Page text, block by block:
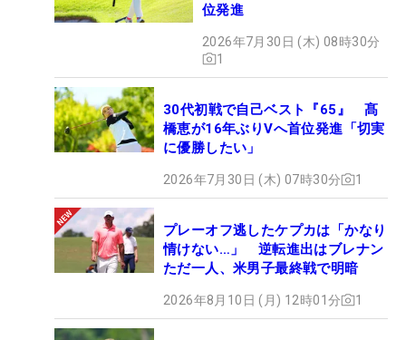
位発進
2026年7月30日 (木) 08時30分
1
30代初戦で自己ベスト『65』 髙
橋恵が16年ぶりVへ首位発進「切実
に優勝したい」
2026年7月30日 (木) 07時30分 1
プレーオフ逃したケプカは「かなり
情けない…」 逆転進出はブレナン
ただ一人、米男子最終戦で明暗
2026年8月10日 (月) 12時01分 1